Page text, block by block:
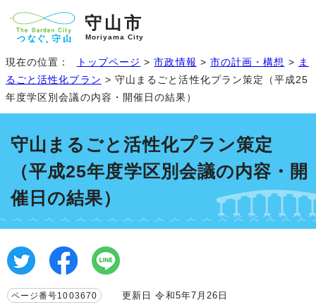
守山市
Moriyama City
現在の位置： トップページ >市政情報 > 市の計画・構想 > ま
るごと活性化プラン > 守山まるごと活性化プラン策定（平成25
年度学区別会議の内容・開催日の結果）
守山まるごと活性化プラン策定
（平成25年度学区別会議の内容・開
催日の結果）
ページ番号1003670 更新日 令和5年7月26日